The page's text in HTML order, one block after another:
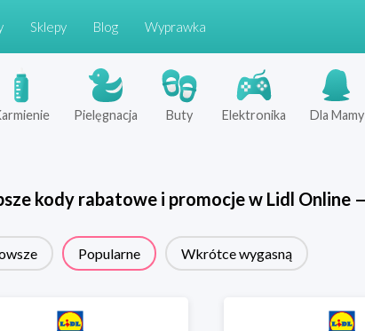
Sklepy Blog Wyprawka
Pielęgnacja Buty Elektronika Dla Mamy
kody rabatowe i promocje w Lidl Online
Popularne Wkrótce wygasną